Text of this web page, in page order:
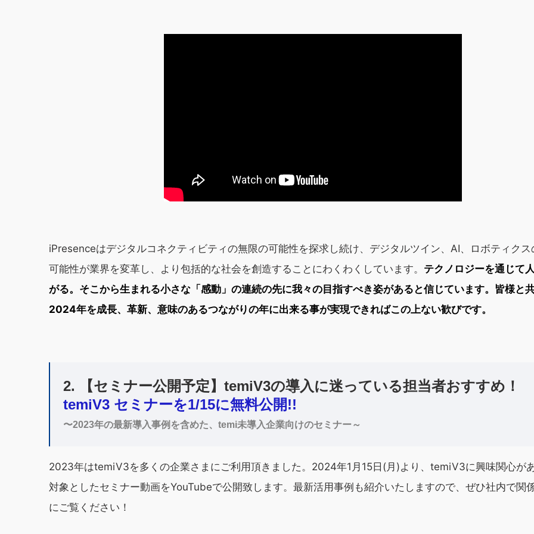
iPresenceはデジタルコネクティビティの無限の可能性を探求し続け、デジタルツイン、AI、ロボティクス
可能性が業界を変革し、より包括的な社会を創造することにわくわくしています。 テクノロジーを通じて
がる。そこから生まれる小さな「感動」の連続の先に我々の目指すべき姿があると信じています。皆様と
2024年を成長、革新、意味のあるつながりの年に出来る事が実現できればこの上ない歓びです。
2. 【セミナー公開予定】temiV3の導入に迷っている担当者おすすめ！
temiV3 セミナーを1/15に無料公開!!
〜2023年の最新導入事例を含めた、temi未導入企業向けのセミナー～
2023年はtemiV3を多くの企業さまにご利用頂きました。2024年1月15日(月)より、temiV3に興味関心が
対象としたセミナー動画をYouTubeで公開致します。最新活用事例も紹介いたしますので、ぜひ社内で関
にご覧ください！